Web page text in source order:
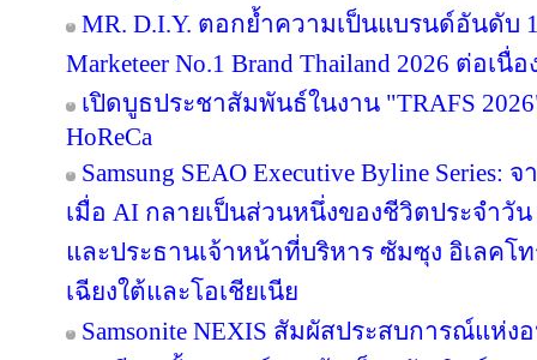
MR. D.I.Y. ตอกย้ำความเป็นแบรนด์อันดับ
Marketeer No.1 Brand Thailand 2026 ต่อเนื่
เปิดบูธประชาสัมพันธ์ในงาน "TRAFS
HoReCa
Samsung SEAO Executive Byline
เมื่อ AI กลายเป็นส่วนหนึ่งของชีวิตประจำวั
และประธานเจ้าหน้าที่บริหาร ซัมซุง อิเลค
เฉียงใต้และโอเชียเนีย
Samsonite NEXIS สัมผัสประสบการณ์แห่